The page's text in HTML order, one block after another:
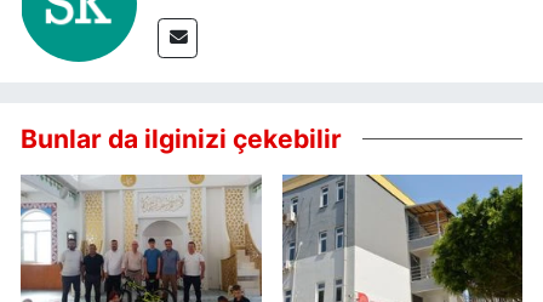
Bunlar da ilginizi çekebilir